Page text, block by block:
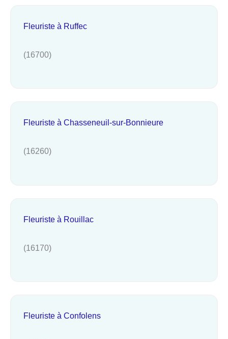
Fleuriste à Ruffec
(16700)
Fleuriste à Chasseneuil-sur-Bonnieure
(16260)
Fleuriste à Rouillac
(16170)
Fleuriste à Confolens